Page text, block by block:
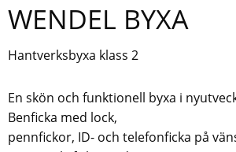
WENDEL BYXA
Hantverksbyxa klass 2
En skön och funktionell byxa i
Benficka med lock,
pennfickor, ID- och telefonficka på